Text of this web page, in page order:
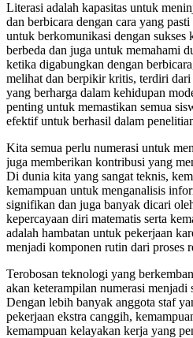
Literasi adalah kapasitas untuk
dan berbicara dengan cara yang
untuk berkomunikasi dengan sukses
berbeda dan juga untuk memahami
ketika digabungkan dengan
melihat dan berpikir kritis, terdiri dari
yang berharga dalam kehidupan
penting untuk memastikan semua
efektif untuk berhasil dalam
Kita semua perlu numerasi untuk
juga memberikan kontribusi yang
Di dunia kita yang sangat teknis,
kemampuan untuk menganalisis
signifikan dan juga banyak dicari
kepercayaan diri matematis serta
adalah hambatan untuk pekerjaan
menjadi komponen rutin dari proses
Terobosan teknologi yang
akan keterampilan numerasi menjadi
Dengan lebih banyak anggota staf
pekerjaan ekstra canggih,
kemampuan kelayakan kerja yang